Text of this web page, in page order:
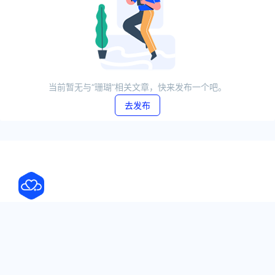
当前暂无与“珊瑚”相关文章，快来发布一个吧。
去发布